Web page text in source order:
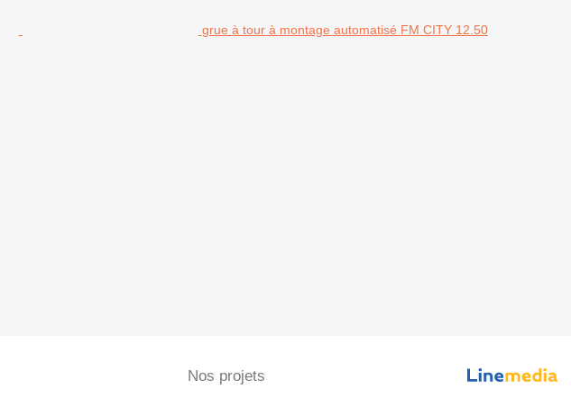
grue à tour à montage automatisé FM CITY 12.50
Nos projets